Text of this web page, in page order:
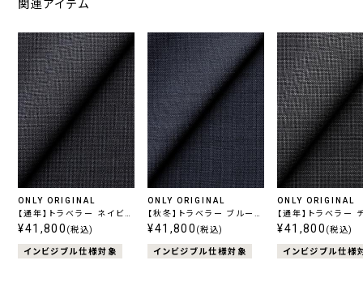
関連アイテム
ONLY ORIGINAL
【通年】トラベラー ネイビー
柄無地
¥41,800 (税込)
インビジブル仕様対象
ONLY ORIGINAL
【秋冬】トラベラー ブルーチ
ェック
¥41,800 (税込)
インビジブル仕様対象
ONLY ORIGINAL
【通年】トラベラー
ル柄無地
¥41,800 (税込)
インビジブル仕様